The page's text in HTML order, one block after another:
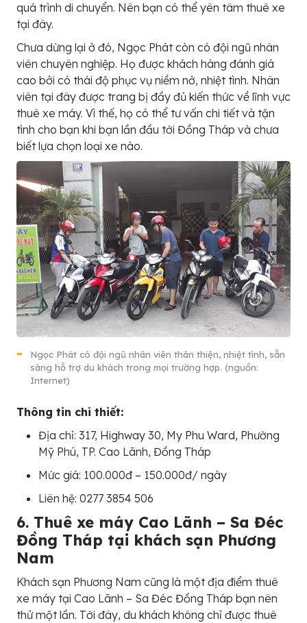
quá trình di chuyển. Nên bạn có thể yên tâm thuê xe
tại đây.
Chưa dừng lại ở đó, Ngọc Phát còn có đội ngũ nhân
viên chuyên nghiệp. Họ được khách hàng đánh giá
cao bởi có thái độ phục vụ niềm nở, nhiệt tình. Nhân
viên tại đây được trang bị đầy đủ kiến thức về lĩnh vực
thuê xe máy. Vì thế, họ có thể tư vấn chi tiết và tận
tình cho bạn khi bạn lần đầu tới Đồng Tháp và chưa
biết lựa chọn loại xe nào.
Ngọc Phát có đội ngũ nhân viên thân thiện, nhiệt tình, sẵn
sàng hỗ trợ du khách trong mọi trường hợp. (nguồn:
Internet)
Thông tin chi thiết:
Địa chỉ: 317, Highway 30, My Phu Ward, Phường
Mỹ Phú, TP. Cao Lãnh, Đồng Tháp
Mức giá: 100.000đ – 150.000đ/ ngày
Liên hệ: 0277 3854 506
6. Thuê xe máy Cao Lãnh – Sa Đéc
Đồng Tháp tại khách sạn Phương
Nam
Khách sạn Phương Nam cũng là một địa điểm thuê
xe máy tại Cao Lãnh – Sa Đéc Đồng Tháp bạn nên
thử một lần. Tới đây, du khách không chỉ được thuê